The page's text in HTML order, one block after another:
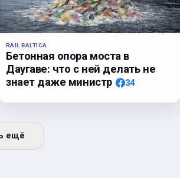
RAIL BALTICA
Бетонная опора моста в
Даугаве: что с ней делать не
знает даже министр
34
ещё